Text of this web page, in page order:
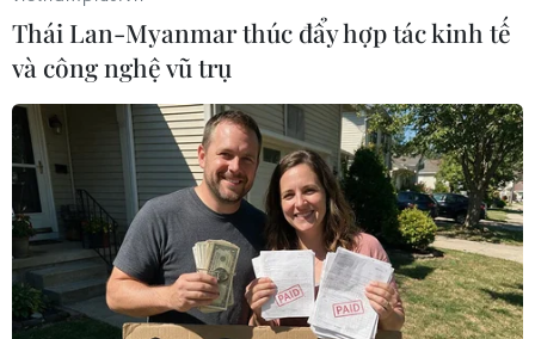
Play
Video
(Vietnam+)
Thái Lan-Myanmar thúc đẩy hợp tác kinh tế
và công nghệ vũ trụ